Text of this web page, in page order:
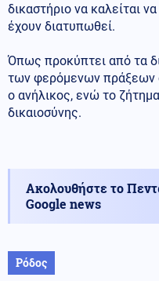
δικαστήριο να καλείται
έχουν διατυπωθεί.
Όπως προκύπτει από τα
των φερόμενων πράξεων
ο ανήλικος, ενώ το
δικαιοσύνης.
Ακολουθήστε το
Google news
Ρόδος